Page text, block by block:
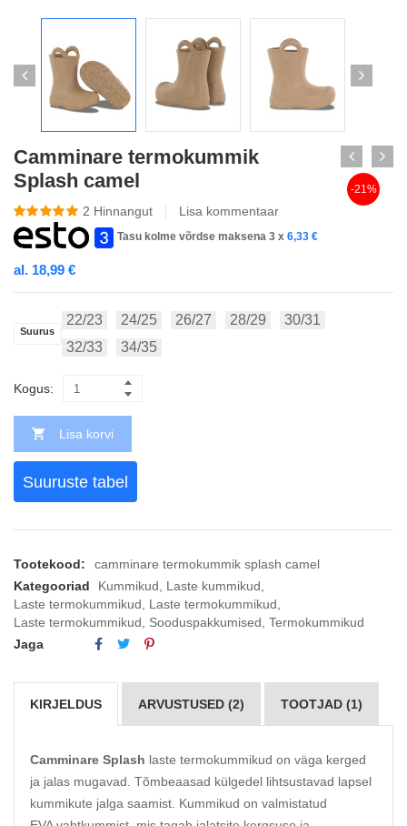
Camminare termokummik
Splash camel
2 Hinnangut Lisa kommentaar
Tasu kolme võrdse maksena 3 x 6,33 €
al. 18,99 €
-21%
Suurus
22/23 24/25 26/27 28/29
30/31
32/33
34/35
Kogus:
Lisa korvi
Suuruste tabel
Tootekood:
camminare termokummik splash camel
Kategooriad
Kummikud Laste kummikud
Laste termokummikud
Laste termokummikud
Laste termokummikud
Sooduspakkumised Termokummikud
Jaga
KIRJELDUS ARVUSTUSED (2) TOOTJAD (1)
Camminare Splash laste termokummikud on väga kerged
ja jalas mugavad. Tõmbeaasad külgedel lihtsustavad lapsel
kummikute jalga saamist. Kummikud on valmistatud